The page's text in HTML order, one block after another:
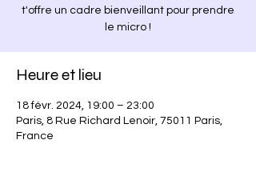
t'offre un cadre bienveillant pour prendre
le micro !
Heure et lieu
18 févr. 2024, 19:00 – 23:00
Paris, 8 Rue Richard Lenoir, 75011 Paris,
France